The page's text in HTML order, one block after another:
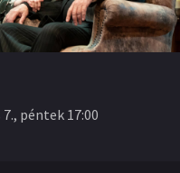
péntek 17:00